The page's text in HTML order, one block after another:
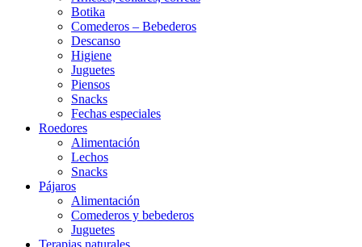
Botika
Comederos – Bebederos
Descanso
Higiene
Juguetes
Piensos
Snacks
Fechas especiales
Roedores
Alimentación
Lechos
Snacks
Pájaros
Alimentación
Comederos y bebederos
Juguetes
Terapias naturales